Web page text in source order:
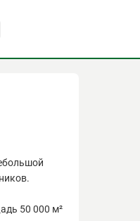
50 000 м²